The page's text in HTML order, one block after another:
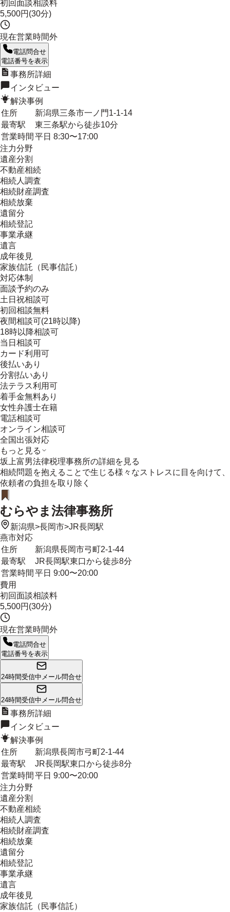
初回面談相談料
5,500円(30分)
現在営業時間外
電話問合せ
電話番号を表示
事務所詳細
インタビュー
解決事例
住所
新潟県三条市一ノ門1-1-14
最寄駅
東三条駅から徒歩10分
営業時間 平日 8:30〜17:00
注力分野
遺産分割
不動産相続
相続人調査
相続財産調査
相続放棄
遺留分
相続登記
事業承継
遺言
成年後見
家族信託（民事信託）
対応体制
面談予約のみ
土日祝相談可
初回相談無料
夜間相談可(21時以降)
18時以降相談可
当日相談可
カード利用可
後払いあり
分割払いあり
法テラス利用可
着手金無料あり
女性弁護士在籍
電話相談可
オンライン相談可
全国出張対応
もっと見る
坂上富男法律税理事務所の詳細を見る
相続問題を抱えることで生じる様々なストレスに目を向けて、
依頼者の負担を取り除く
むらやま法律事務所
新潟県>長岡市>JR長岡駅
燕市対応
住所
新潟県長岡市弓町2-1-44
最寄駅
JR長岡駅東口から徒歩8分
営業時間 平日 9:00〜20:00
費用
初回面談相談料
5,500円(30分)
現在営業時間外
電話問合せ
電話番号を表示
24時間受信中 メール問合せ
24時間受信中 メール問合せ
事務所詳細
インタビュー
解決事例
住所
新潟県長岡市弓町2-1-44
最寄駅
JR長岡駅東口から徒歩8分
営業時間 平日 9:00〜20:00
注力分野
遺産分割
不動産相続
相続人調査
相続財産調査
相続放棄
遺留分
相続登記
事業承継
遺言
成年後見
家族信託（民事信託）